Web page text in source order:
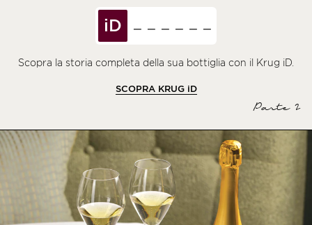
iD
Scopra la storia completa della sua bottiglia con il Krug iD.
SCOPRA KRUG iD
Parte 2